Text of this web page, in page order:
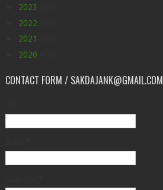
2023
2022
2021
2020
CONTACT FORM / SAKDAJANK@GMAIL.COM